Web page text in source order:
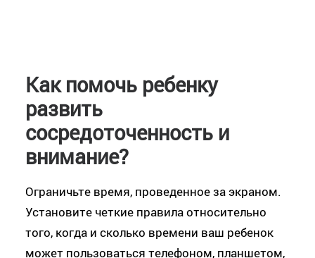
Как помочь ребенку
развить
сосредоточенность и
внимание?
Ограничьте время, проведенное за экраном.
Установите четкие правила относительно
того, когда и сколько времени ваш ребенок
может пользоваться телефоном, планшетом,